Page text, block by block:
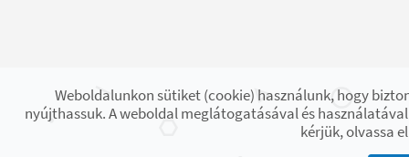
Weboldalunkon sütiket (cookie) használunk, hogy
nyújthassuk. A weboldal meglátogatásával és
kérjük, olvassa